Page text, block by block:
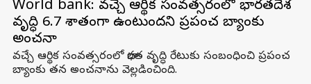
World bank: వచ్చే ఆర్థిక సంవత్సరంలో భారతదేశ
వృద్ధి 6.7 శాతంగా ఉంటుందని ప్రపంచ బ్యాంకు
అంచనా
వచ్చే ఆర్థిక సంవత్సరంలో భారత వృద్ధి రేటుకు సంబంధించి ప్రపంచ
బ్యాంకు తన అంచనాను వెల్లడించింది.